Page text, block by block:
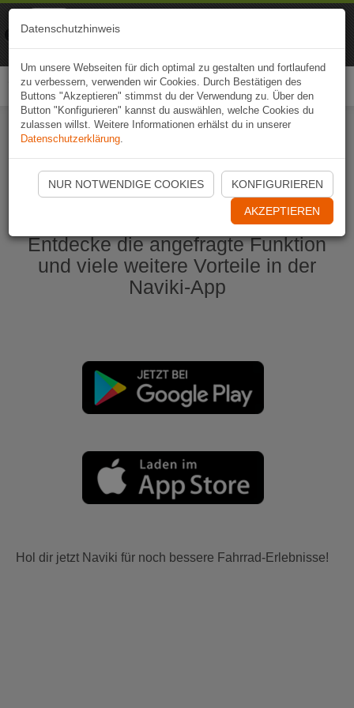
Naviki App jetzt öffnen
Entdecke die angefragte Funktion
und viele weitere Vorteile in der
Naviki-App
Hol dir jetzt Naviki für noch bessere Fahrrad-Erlebnisse!
Datenschutzhinweis
Um unsere Webseiten für dich optimal zu gestalten und fortlaufend
zu verbessern, verwenden wir Cookies. Durch Bestätigen des
Buttons "Akzeptieren" stimmst du der Verwendung zu. Über den
Button "Konfigurieren" kannst du auswählen, welche Cookies du
zulassen willst. Weitere Informationen erhälst du in unserer
Datenschutzerklärung.
NUR NOTWENDIGE COOKIES KONFIGURIEREN
AKZEPTIEREN
Naviki